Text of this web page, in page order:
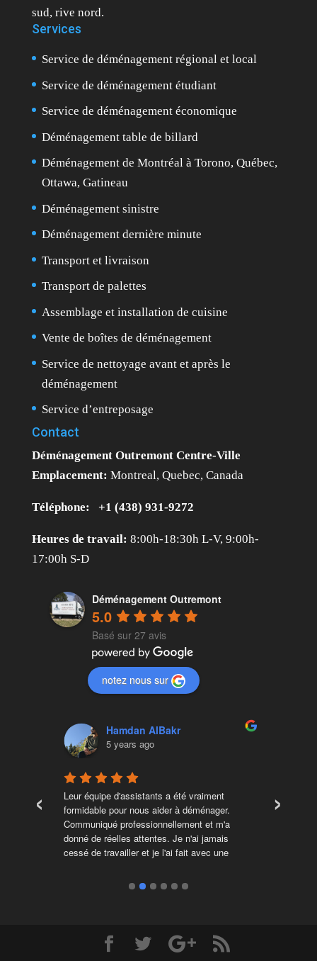
sud, rive nord.
Services
Service de déménagement régional et local
Service de déménagement étudiant
Service de déménagement économique
Déménagement table de billard
Déménagement de Montréal à Torono, Québec,
Ottawa, Gatineau
Déménagement sinistre
Déménagement dernière minute
Transport et livraison
Transport de palettes
Assemblage et installation de cuisine
Vente de boîtes de déménagement
Service de nettoyage avant et après le
déménagement
Service d’entreposage
Contact
Déménagement Outremont Centre-Ville
Emplacement: Montreal, Quebec, Canada
Téléphone: +1 (438) 931-9272
Heures de travail: 8:00h-18:30h L-V, 9:00h-
17:00h S-D
Déménagement Outremont
5.0
Basé sur 27 avis
notez nous sur
Hamdan AlBakr
5 years ago
Leur équipe d'assistants a été vraiment
formidable pour nous aider à déménager.
Communiqué professionnellement et m'a
donné de réelles attentes. Je n'ai jamais
cessé de travailler et je l'ai fait avec une
d'emballer les objets pour s'assurer qu'ils
très sympathiques. Je les recommanderais
certainement. Cela valait chaque centime
‹ ›